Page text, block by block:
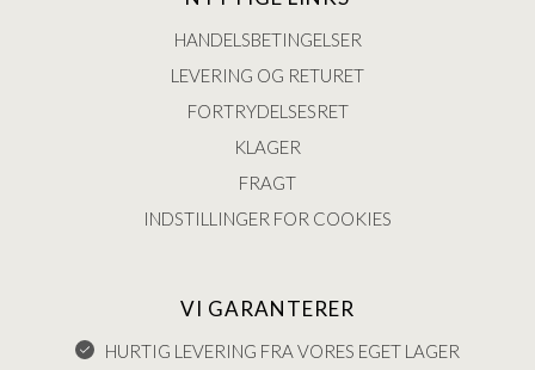
HANDELSBETINGELSER
LEVERING OG RETURET
FORTRYDELSESRET
KLAGER
FRAGT
INDSTILLINGER FOR COOKIES
VI GARANTERER
HURTIG LEVERING FRA VORES EGET LAGER